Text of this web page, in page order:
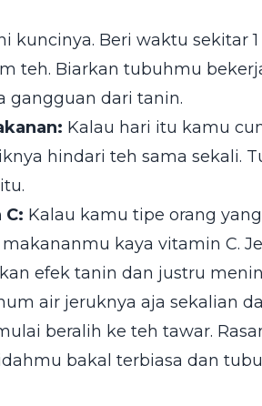
kuncinya. Beri waktu sekitar
teh. Biarkan tubuhmu
gangguan dari tanin.
Kalau hari itu kamu
hindari teh sama sekali.
Kalau kamu tipe orang
kaya vitamin C.
efek tanin dan justru
air jeruknya aja sekalian
beralih ke teh tawar.
bakal terbiasa dan